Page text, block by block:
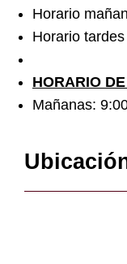
Horario
Horario
HORARIO
Mañanas: